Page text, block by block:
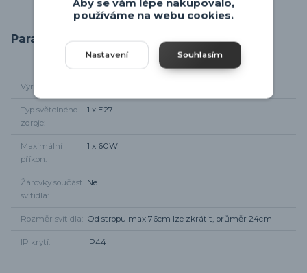
Parametry
Výrobce
Typ světelného
zdroje
1 x E27
Maximální
příkon
1 x 60W
Žárovky součástí
svítidla
Ne
Rozměr svítidla Od stropu max 76cm lze zkrátit, průměr 24cm
IP krytí IP44
Aby se vám lépe nakupovalo,
používáme na webu cookies.
Nastavení Souhlasím